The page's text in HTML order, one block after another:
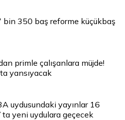
bin 350 baş reforme küçükbaş
primle çalışanlara müjde!
yansıyacak
uydusundaki yayınlar 16
yeni uydulara geçecek